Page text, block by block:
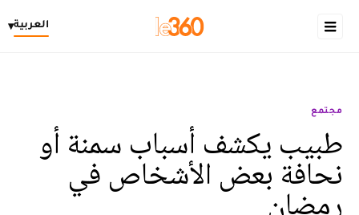
العربية▾
مجتمع
طبيب يكشف أسباب سمنة أو
نحافة بعض الأشخاص في
رمضان